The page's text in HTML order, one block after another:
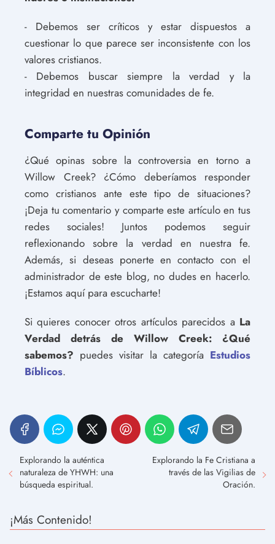
- Debemos ser críticos y estar dispuestos a
cuestionar lo que parece ser inconsistente con los
valores cristianos.
- Debemos buscar siempre la verdad y la
integridad en nuestras comunidades de fe.
Comparte tu Opinión
¿Qué opinas sobre la controversia en torno a
Willow Creek? ¿Cómo deberíamos responder
como cristianos ante este tipo de situaciones?
¡Deja tu comentario y comparte este artículo en tus
redes sociales! Juntos podemos seguir
reflexionando sobre la verdad en nuestra fe.
Además, si deseas ponerte en contacto con el
administrador de este blog, no dudes en hacerlo.
¡Estamos aquí para escucharte!
Si quieres conocer otros artículos parecidos a La
Verdad detrás de Willow Creek: ¿Qué
sabemos? puedes visitar la categoría Estudios
Bíblicos.
Explorando la auténtica
naturaleza de YHWH: una
búsqueda espiritual.
Explorando la Fe Cristiana a
través de las Vigilias de
Oración.
¡Más Contenido!